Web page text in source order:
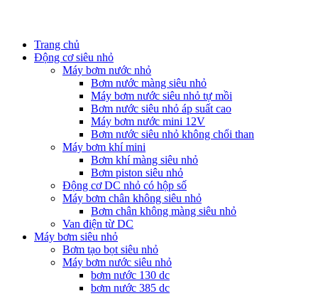
Trang chủ
Động cơ siêu nhỏ
Máy bơm nước nhỏ
Bơm nước màng siêu nhỏ
Máy bơm nước siêu nhỏ tự mồi
Bơm nước siêu nhỏ áp suất cao
Máy bơm nước mini 12V
Bơm nước siêu nhỏ không chổi than
Máy bơm khí mini
Bơm khí màng siêu nhỏ
Bơm piston siêu nhỏ
Động cơ DC nhỏ có hộp số
Máy bơm chân không siêu nhỏ
Bơm chân không màng siêu nhỏ
Van điện từ DC
Máy bơm siêu nhỏ
Bơm tạo bọt siêu nhỏ
Máy bơm nước siêu nhỏ
bơm nước 130 dc
bơm nước 385 dc